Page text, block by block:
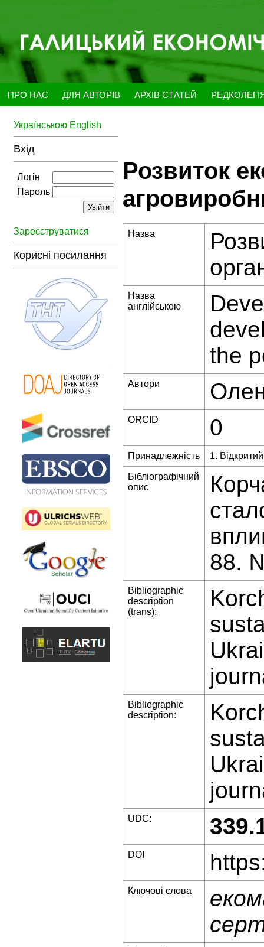
ПРО НАС ДЛЯ АВТОРІВ АРХІВ СТАТЕЙ
Українською English
Вхід
Логін
Пароль
Зареєструватися
Корисні посилання
Розвиток
Назва
Назва
англійською
the
Автори
ORCID 0
Принадлежність 1.
Бібліографічний
опис
88.
Bibliographic
description
(trans):
Bibliographic
description:
UDC:
DOI
Ключові слова